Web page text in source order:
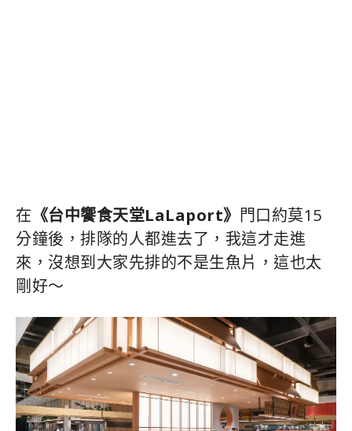
在 《台中饗食天堂LaLaport》 門口約莫15
分鐘後，排隊的人都進去了，我這才走進
來，沒想到大家先排的不是生魚片，這也太
剛好～